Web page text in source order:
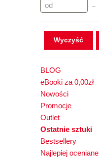
–
Wyczyść
BLOG
eBooki za 0,00zł
Nowości
Promocje
Outlet
Ostatnie sztuki
Bestsellery
Najlepiej oceniane